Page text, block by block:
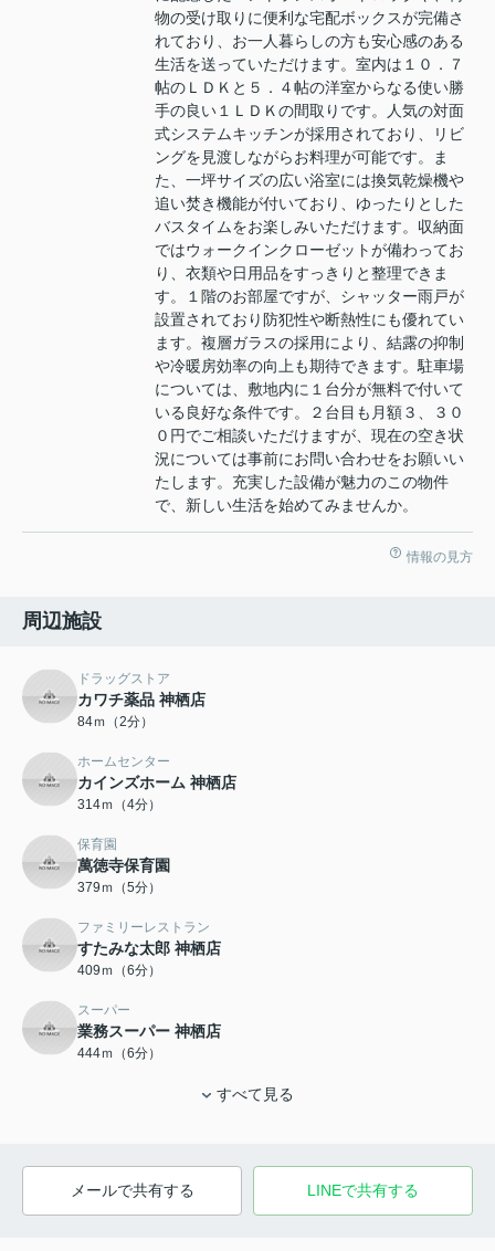
物の受け取りに便利な宅配ボックスが完備さ
れており、お一人暮らしの方も安心感のある
生活を送っていただけます。室内は１０．７
帖のＬＤＫと５．４帖の洋室からなる使い勝
手の良い１ＬＤＫの間取りです。人気の対面
式システムキッチンが採用されており、リビ
ングを見渡しながらお料理が可能です。ま
た、一坪サイズの広い浴室には換気乾燥機や
追い焚き機能が付いており、ゆったりとした
バスタイムをお楽しみいただけます。収納面
ではウォークインクローゼットが備わってお
り、衣類や日用品をすっきりと整理できま
す。１階のお部屋ですが、シャッター雨戸が
設置されており防犯性や断熱性にも優れてい
ます。複層ガラスの採用により、結露の抑制
や冷暖房効率の向上も期待できます。駐車場
については、敷地内に１台分が無料で付いて
いる良好な条件です。２台目も月額３、３０
０円でご相談いただけますが、現在の空き状
況については事前にお問い合わせをお願いい
たします。充実した設備が魅力のこの物件
で、新しい生活を始めてみませんか。
情報の見方
周辺施設
ドラッグストア
カワチ薬品 神栖店
84ｍ（2分）
ホームセンター
カインズホーム 神栖店
314ｍ（4分）
保育園
萬徳寺保育園
379ｍ（5分）
ファミリーレストラン
すたみな太郎 神栖店
409ｍ（6分）
スーパー
業務スーパー 神栖店
444ｍ（6分）
すべて見る
メールで共有する LINEで共有する